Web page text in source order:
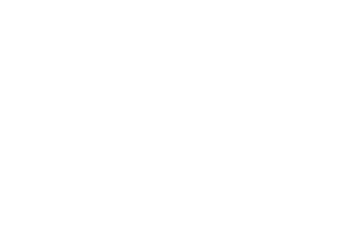
("Site Master File"),
Auflistung der